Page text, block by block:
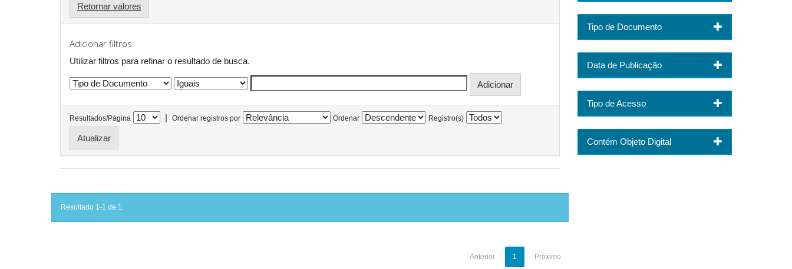
Retornar valores
Adicionar filtros:
Utilizar filtros para refinar o resultado de busca.
Resultados/Página | Ordenar registros por Ordenar Registro(s)
Resultado 1-1 de 1.
Anterior 1 Próximo
Tipo de Documento
Data de Publicação
Tipo de Acesso
Contém Objeto Digital